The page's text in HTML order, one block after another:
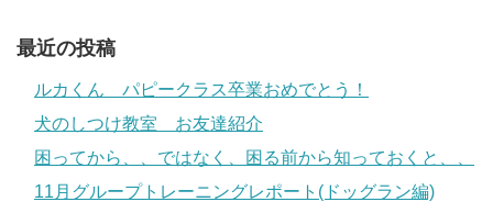
最近の投稿
ルカくん パピークラス卒業おめでとう！
犬のしつけ教室 お友達紹介
困ってから、、ではなく、困る前から知っておくと、、
11月グループトレーニングレポート(ドッグラン編)